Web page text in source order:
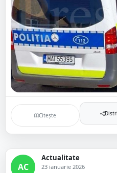
Citește
AC
Actualitate
23 ianuarie 2026